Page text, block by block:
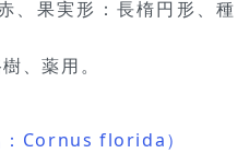
、果実形：長楕円形、種
、薬用。
：Cornus florida）